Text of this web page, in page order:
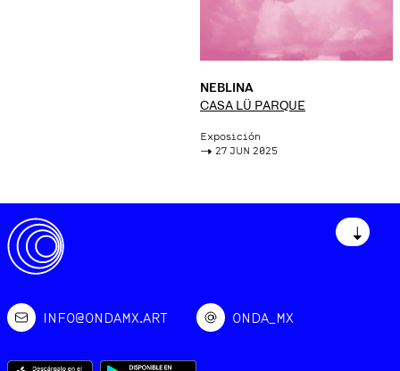
NEBLINA
CASA LÜ PARQUE
Exposición
-> 27 JUN 2025
↓
INFO@ONDAMX.ART ONDA_MX